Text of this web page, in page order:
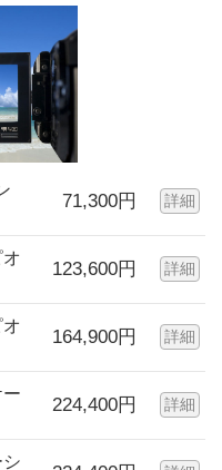
71,300円 詳細
123,600円 詳細
164,900円 詳細
224,400円 詳細